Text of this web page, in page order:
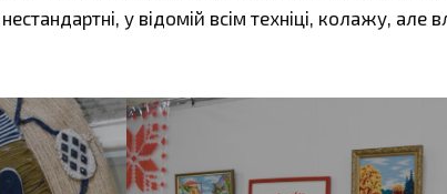
у відомій всім техніці, колажу, але